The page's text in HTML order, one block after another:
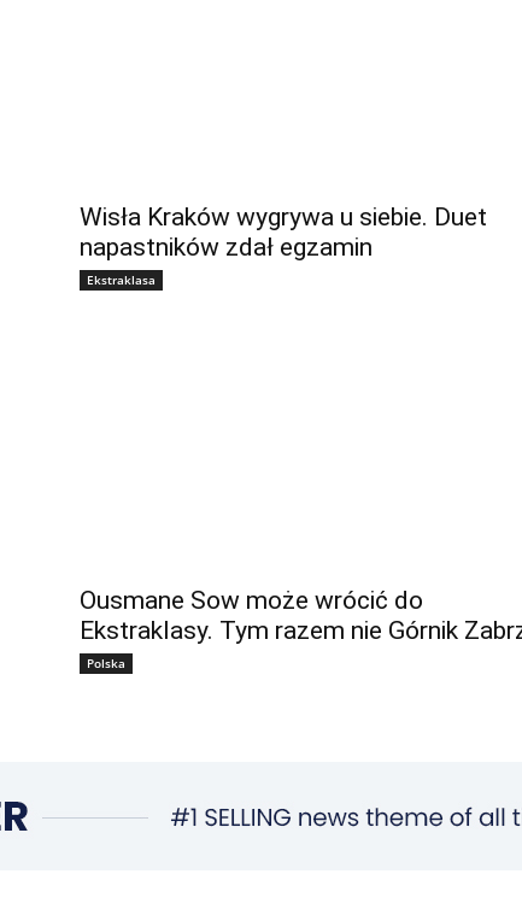
Wisła Kraków wygrywa u siebie. Duet
napastników zdał egzamin
Ekstraklasa
Ousmane Sow może wrócić do
Ekstraklasy. Tym razem nie Górnik
Polska